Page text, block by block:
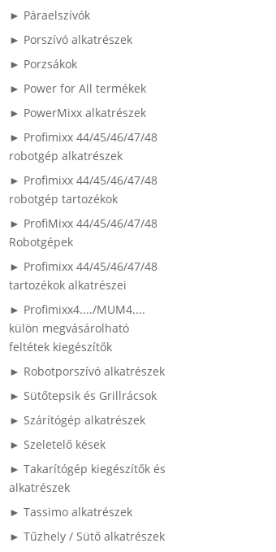
► Páraelszívók
► Porszívó alkatrészek
► Porzsákok
► Power for All termékek
► PowerMixx alkatrészek
► Profimixx 44/45/46/47/48
robotgép alkatrészek
► Profimixx 44/45/46/47/48
robotgép tartozékok
► ProfiMixx 44/45/46/47/48
Robotgépek
► Profimixx 44/45/46/47/48
tartozékok alkatrészei
► Profimixx4..../MUM4....
külön megvásárolható
feltétek kiegészítők
► Robotporszívó alkatrészek
► Sütőtepsik és Grillrácsok
► Szárítógép alkatrészek
► Szeletelő kések
► Takarítógép kiegészítők és
alkatrészek
► Tassimo alkatrészek
► Tűzhely / Sütő alkatrészek